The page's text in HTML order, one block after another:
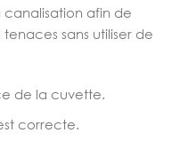
canalisation afin de
sans utiliser de
de la cuvette.
correcte.